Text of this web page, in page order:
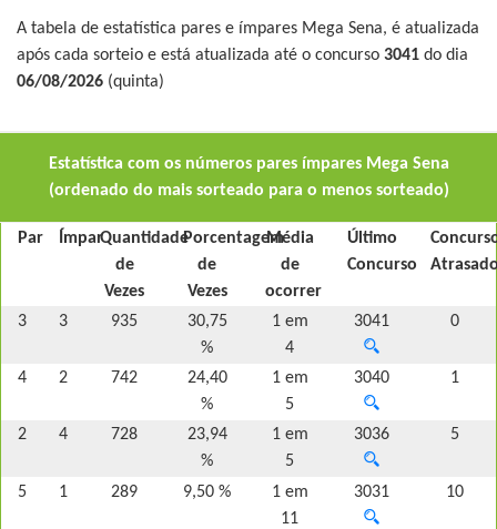
A tabela de estatística pares e ímpares Mega Sena, é atualizada
após cada sorteio e está atualizada até o concurso 3041 do dia
06/08/2026 (quinta)
Estatística com os números pares ímpares Mega Sena
(ordenado do mais sorteado para o menos sorteado)
Par ÍmparQuantidade
de
Vezes
Porcentagem
de
Vezes
Média
de
ocorrer
Último
Concurso
3 3 935
30,75
%
1 em
4
3041 0
4 2 742
24,40
%
1 em
5
3040 1
2 4 728
23,94
%
1 em
5
3036 5
5 1 289 9,50 %
1 em
11
3031 10